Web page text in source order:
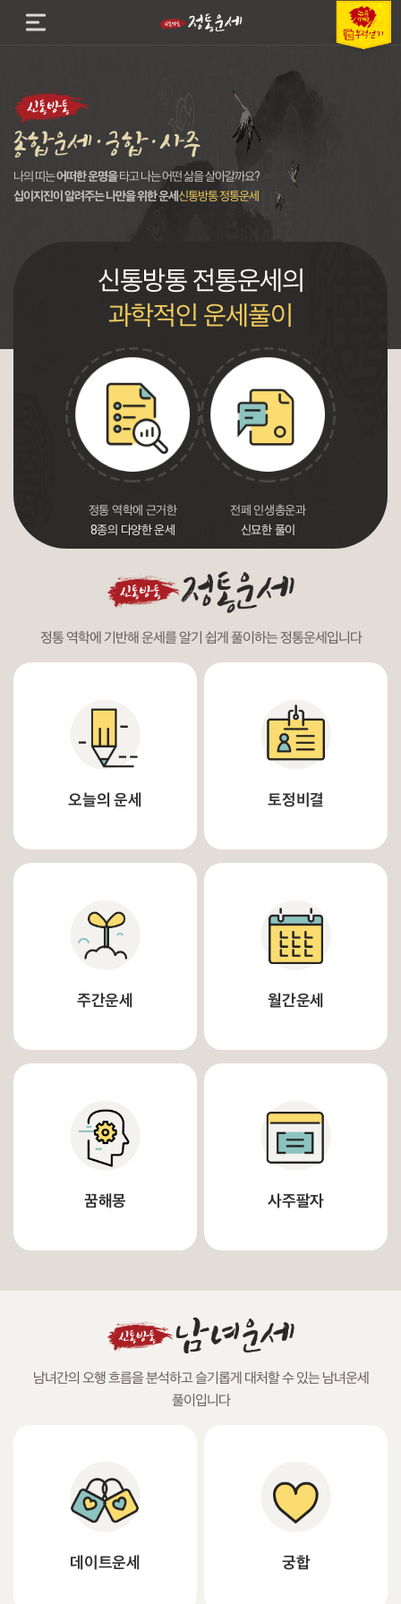
나의 띠는어떠한 운명을타고 나는어떤 삶을 살아갈까요?
십이지진이 알려주는 나만을 위한 운세 신통방통 정통운세
신통방통 전통운세의
과학적인 운세풀이
꼭 맞는
서비스
정통 역학에 근거한
8종의 다양한 운세
전페 인생총운과
신묘한 풀이
남녀관
시원
정통 역학에 기반해 운세를 알기 쉽게 풀이하는 정통운세입니다
오늘의 운세 토정비결
주간운세 월간운세
꿈해몽 사주팔자
남녀간의 오행 흐름을 분석하고 슬기롭게 대처할 수 있는 남녀운세
풀이입니다
데이트운세 궁합